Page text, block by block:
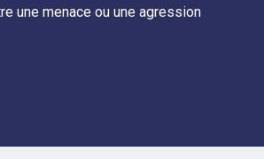
une menace ou une agression